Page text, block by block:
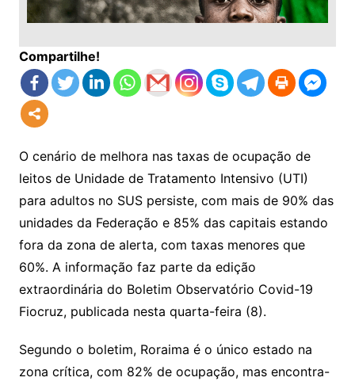
Compartilhe!
O cenário de melhora nas taxas de ocupação de
leitos de Unidade de Tratamento Intensivo (UTI)
para adultos no SUS persiste, com mais de 90% das
unidades da Federação e 85% das capitais estando
fora da zona de alerta, com taxas menores que
60%. A informação faz parte da edição
extraordinária do Boletim Observatório Covid-19
Fiocruz, publicada nesta quarta-feira (8).
Segundo o boletim, Roraima é o único estado na
zona crítica, com 82% de ocupação, mas encontra-